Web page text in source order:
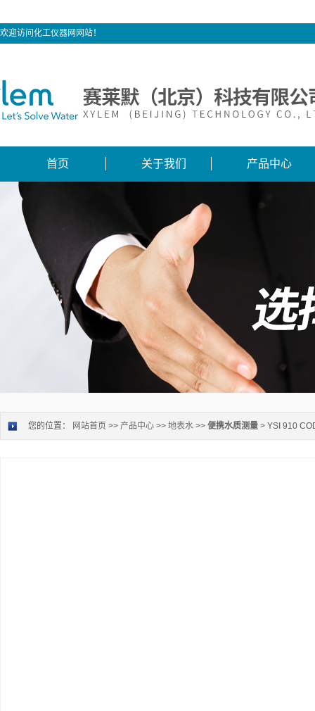
欢迎访问化工仪器网网站！
首页 关于我们 产品中心
您的位置： 网站首页 >> 产品中心 >> 地表水 >> 便携水质测量 > YSI 910